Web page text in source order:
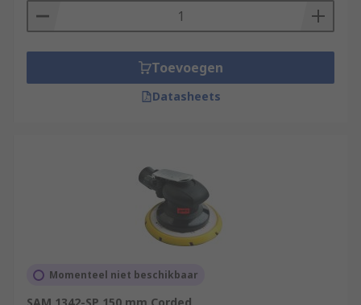
Toevoegen
Datasheets
Momenteel niet beschikbaar